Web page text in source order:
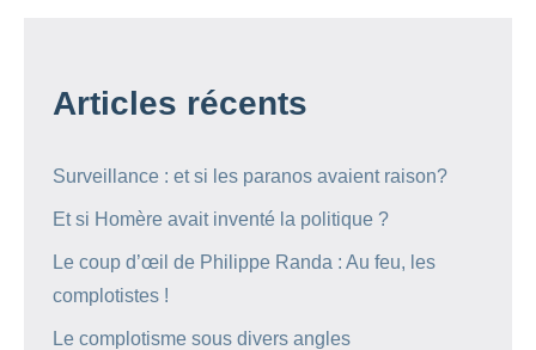
Articles récents
Surveillance : et si les paranos avaient raison?
Et si Homère avait inventé la politique ?
Le coup d’œil de Philippe Randa : Au feu, les
complotistes !
Le complotisme sous divers angles